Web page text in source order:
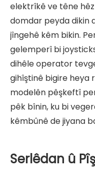
elektrîkê ve têne
domdar peyda dikin
jîngehê kêm bikin.
gelemperî bi
dihêle operator
gihîştinê bigire heya
modelên pêşkeftî
pêk bînin, ku bi
kêmbûnê de jiyana
Serlêdan û